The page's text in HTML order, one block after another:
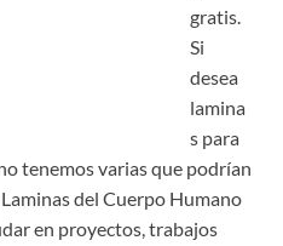
gratis.
Si
desea
lamina
s para
tenemos varias que podrían
del Cuerpo Humano
en proyectos, trabajos